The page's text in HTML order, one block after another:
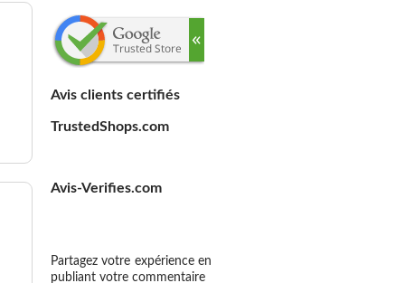
Avis clients certifiés
TrustedShops.com
Avis-Verifies.com
Partagez votre expérience en
publiant votre commentaire